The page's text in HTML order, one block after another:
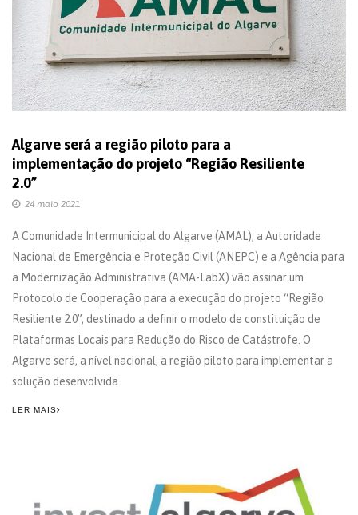
Algarve será a região piloto para a
implementação do projeto “Região Resiliente
2.0”
24 maio 2021
A Comunidade Intermunicipal do Algarve (AMAL), a Autoridade
Nacional de Emergência e Proteção Civil (ANEPC) e a Agência para
a Modernização Administrativa (AMA-LabX) vão assinar um
Protocolo de Cooperação para a execução do projeto “Região
Resiliente 2.0”, destinado a definir o modelo de constituição de
Plataformas Locais para Redução do Risco de Catástrofe. O
Algarve será, a nível nacional, a região piloto para implementar a
solução desenvolvida.
LER MAIS